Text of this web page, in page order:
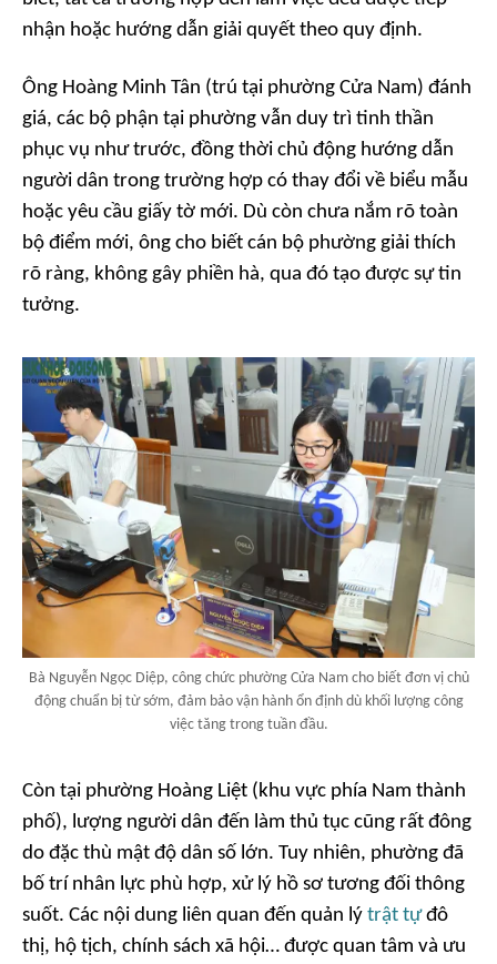
nhận hoặc hướng dẫn giải quyết theo quy định.
Ông Hoàng Minh Tân (trú tại phường Cửa Nam) đánh
giá, các bộ phận tại phường vẫn duy trì tinh thần
phục vụ như trước, đồng thời chủ động hướng dẫn
người dân trong trường hợp có thay đổi về biểu mẫu
hoặc yêu cầu giấy tờ mới. Dù còn chưa nắm rõ toàn
bộ điểm mới, ông cho biết cán bộ phường giải thích
rõ ràng, không gây phiền hà, qua đó tạo được sự tin
tưởng.
Bà Nguyễn Ngọc Diệp, công chức phường Cửa Nam cho biết đơn vị chủ
động chuẩn bị từ sớm, đảm bảo vận hành ổn định dù khối lượng công
việc tăng trong tuần đầu.
Còn tại phường Hoàng Liệt (khu vực phía Nam thành
phố), lượng người dân đến làm thủ tục cũng rất đông
do đặc thù mật độ dân số lớn. Tuy nhiên, phường đã
bố trí nhân lực phù hợp, xử lý hồ sơ tương đối thông
suốt. Các nội dung liên quan đến quản lý trật tựđô
thị, hộ tịch, chính sách xã hội… được quan tâm và ưu